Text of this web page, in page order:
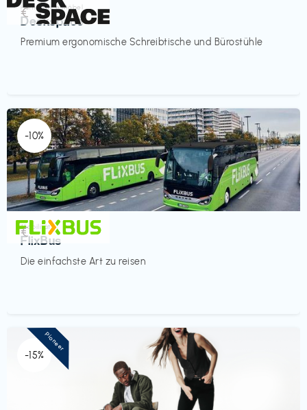
Homeoffice Möbel
Deskspace
Premium ergonomische Schreibtische und Bürostühle
€‎
-10%
Mobilität
FlixBus
Die einfachste Art zu reisen
€‎
-15%
Pioneer